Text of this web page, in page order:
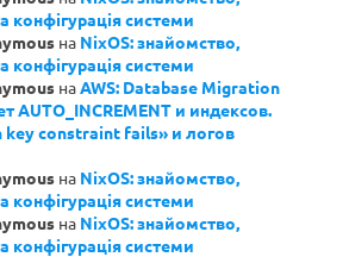
конфігурація системи
на NixOS: знайомство,
конфігурація системи
наAWS: Database Migration
AUTO_INCREMENT и индексов.
constraint fails» и логов
на NixOS: знайомство,
конфігурація системи
на NixOS: знайомство,
конфігурація системи